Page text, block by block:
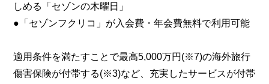
しめる「セゾンの木曜日」
●「セゾンフクリコ」が入会費・年会費無料で利用可能
適用条件を満たすことで最高5,000万円(※7)の海外旅行
傷害保険が付帯する(※3)など、充実したサービスが付帯